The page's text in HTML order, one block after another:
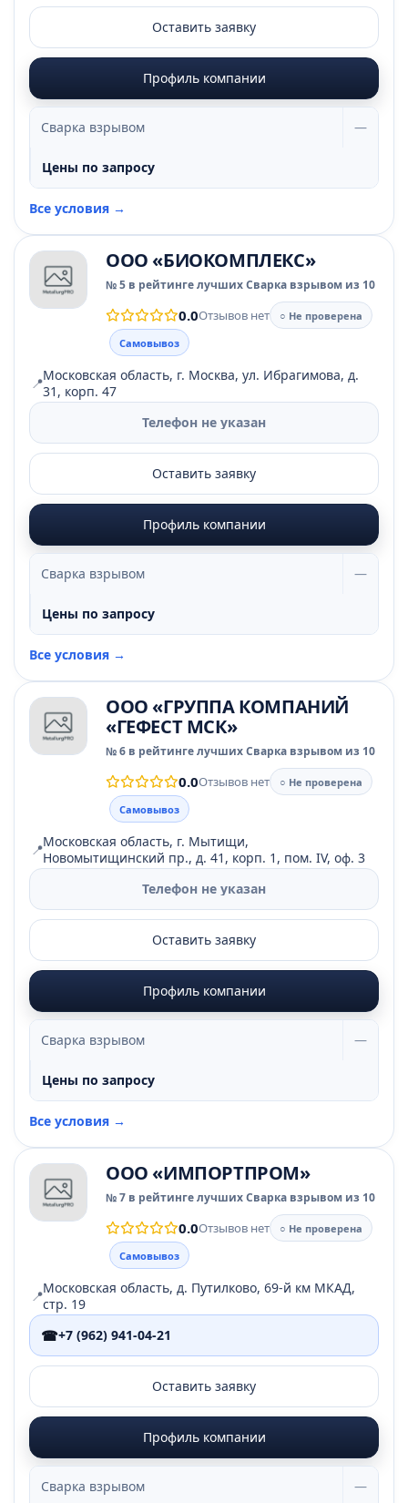
Оставить заявку
Профиль компании
Сварка взрывом —
Цены по запросу
Все условия →
ООО «БИОКОМПЛЕКС»
№ 5 в рейтинге лучших Сварка взрывом из 10
0.0Отзывов нет
○ Не проверена
Самовывоз
📍Московская область, г. Москва, ул. Ибрагимова, д.
31, корп. 47
Телефон не указан
Оставить заявку
Профиль компании
Сварка взрывом —
Цены по запросу
Все условия →
ООО «ГРУППА КОМПАНИЙ
«ГЕФЕСТ МСК»
№ 6 в рейтинге лучших Сварка взрывом из 10
0.0Отзывов нет
○ Не проверена
Самовывоз
📍Московская область, г. Мытищи,
Новомытищинский пр., д. 41, корп. 1, пом. IV, оф. 3
Телефон не указан
Оставить заявку
Профиль компании
Сварка взрывом —
Цены по запросу
Все условия →
ООО «ИМПОРТПРОМ»
№ 7 в рейтинге лучших Сварка взрывом из 10
0.0Отзывов нет
○ Не проверена
Самовывоз
📍Московская область, д. Путилково, 69-й км МКАД,
стр. 19
☎+7 (962) 941-04-21
Оставить заявку
Профиль компании
Сварка взрывом —